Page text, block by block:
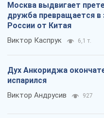
Москва выдвигает
дружба превращается в
России от Китая
Виктор Каспрук 6,1 т.
Дух Анкориджа
испарился
Виктор Андрусив 927